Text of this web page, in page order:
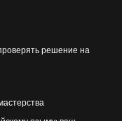
решение на